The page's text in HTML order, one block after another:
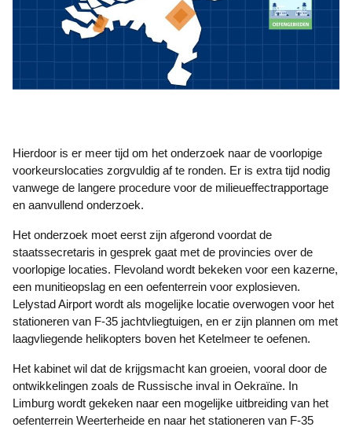
Hierdoor is er meer tijd om het onderzoek naar de voorlopige
voorkeurslocaties zorgvuldig af te ronden. Er is extra tijd nodig
vanwege de langere procedure voor de milieueffectrapportage
en aanvullend onderzoek.
Het onderzoek moet eerst zijn afgerond voordat de
staatssecretaris in gesprek gaat met de provincies over de
voorlopige locaties. Flevoland wordt bekeken voor een kazerne,
een munitieopslag en een oefenterrein voor explosieven.
Lelystad Airport wordt als mogelijke locatie overwogen voor het
stationeren van F-35 jachtvliegtuigen, en er zijn plannen om met
laagvliegende helikopters boven het Ketelmeer te oefenen.
Het kabinet wil dat de krijgsmacht kan groeien, vooral door de
ontwikkelingen zoals de Russische inval in Oekraïne. In
Limburg wordt gekeken naar een mogelijke uitbreiding van het
oefenterrein Weerterheide en naar het stationeren van F-35